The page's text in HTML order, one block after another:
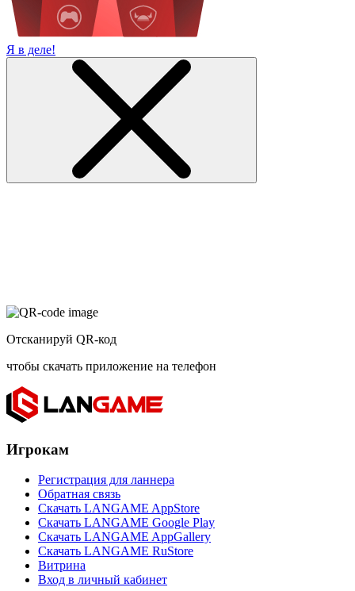
Я в деле!
Отсканируй QR-код
чтобы скачать приложение на телефон
Игрокам
Регистрация для ланнера
Обратная связь
Скачать LANGAME AppStore
Скачать LANGAME Google Play
Скачать LANGAME AppGallery
Скачать LANGAME RuStore
Витрина
Вход в личный кабинет